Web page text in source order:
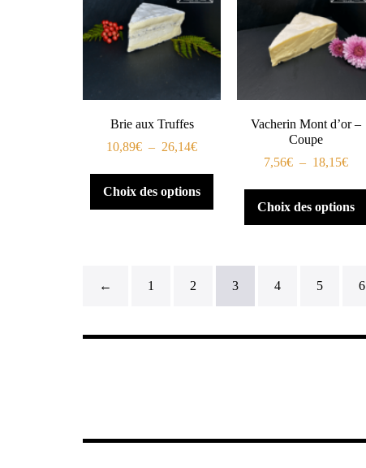
Brie aux Truffes
10,89€ – 26,14€
Choix des options
Vacherin Mont d’or –
Coupe
7,56€ – 18,15€
Choix des options
← 1 2 3 4 5 6